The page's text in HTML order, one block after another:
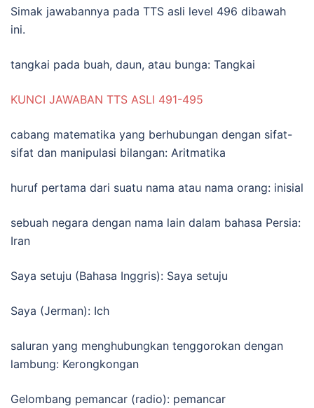
Simak jawabannya pada TTS asli level 496 dibawah
ini.
tangkai pada buah, daun, atau bunga: Tangkai
KUNCI JAWABAN TTS ASLI 491-495
cabang matematika yang berhubungan dengan sifat-
sifat dan manipulasi bilangan: Aritmatika
huruf pertama dari suatu nama atau nama orang: inisial
sebuah negara dengan nama lain dalam bahasa Persia:
Iran
Saya setuju (Bahasa Inggris): Saya setuju
Saya (Jerman): Ich
saluran yang menghubungkan tenggorokan dengan
lambung: Kerongkongan
Gelombang pemancar (radio): pemancar